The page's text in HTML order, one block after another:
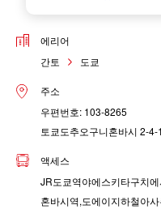
에리어
간토
도쿄
주소
우편번호: 103-8265
토쿄도추오구니혼바시 2-4-1
액세스
JR도쿄역야에스키타구치
혼바시역,도에이지하철아